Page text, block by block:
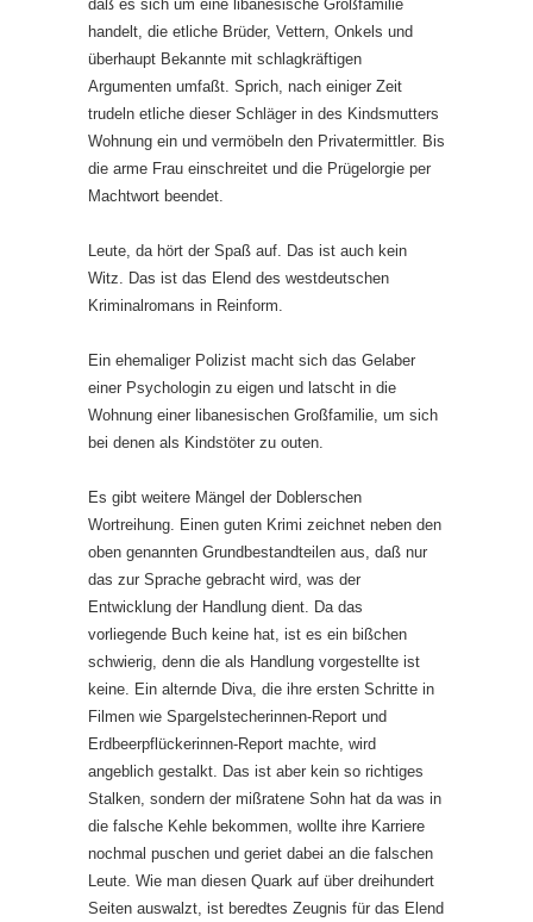
daß es sich um eine libanesische Großfamilie
handelt, die etliche Brüder, Vettern, Onkels und
überhaupt Bekannte mit schlagkräftigen
Argumenten umfaßt. Sprich, nach einiger Zeit
trudeln etliche dieser Schläger in des Kindsmutters
Wohnung ein und vermöbeln den Privatermittler. Bis
die arme Frau einschreitet und die Prügelorgie per
Machtwort beendet.
Leute, da hört der Spaß auf. Das ist auch kein
Witz. Das ist das Elend des westdeutschen
Kriminalromans in Reinform.
Ein ehemaliger Polizist macht sich das Gelaber
einer Psychologin zu eigen und latscht in die
Wohnung einer libanesischen Großfamilie, um sich
bei denen als Kindstöter zu outen.
Es gibt weitere Mängel der Doblerschen
Wortreihung. Einen guten Krimi zeichnet neben den
oben genannten Grundbestandteilen aus, daß nur
das zur Sprache gebracht wird, was der
Entwicklung der Handlung dient. Da das
vorliegende Buch keine hat, ist es ein bißchen
schwierig, denn die als Handlung vorgestellte ist
keine. Ein alternde Diva, die ihre ersten Schritte in
Filmen wie Spargelstecherinnen-Report und
Erdbeerpflückerinnen-Report machte, wird
angeblich gestalkt. Das ist aber kein so richtiges
Stalken, sondern der mißratene Sohn hat da was in
die falsche Kehle bekommen, wollte ihre Karriere
nochmal puschen und geriet dabei an die falschen
Leute. Wie man diesen Quark auf über dreihundert
Seiten auswalzt, ist beredtes Zeugnis für das Elend